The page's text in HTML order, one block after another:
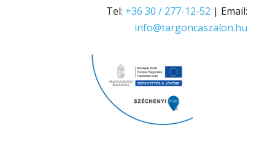
Tel: +36 30 / 277-12-52 | Email:
info@targoncaszalon.hu